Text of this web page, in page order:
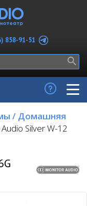
858-91-51
/ Домашняя
Silver W-12